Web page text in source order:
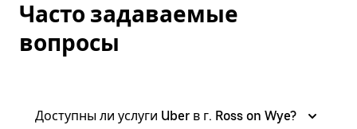
Часто задаваемые
вопросы
Доступны ли услуги Uber в г. Ross on Wye?